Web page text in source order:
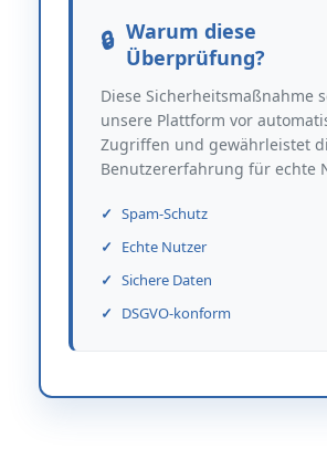
Warum diese
Überprüfung?
Diese Sicherheitsmaßnahme
unsere Plattform vor
Zugriffen und gewährleistet
Benutzererfahrung für echte
Spam-Schutz
Echte Nutzer
Sichere Daten
DSGVO-konform